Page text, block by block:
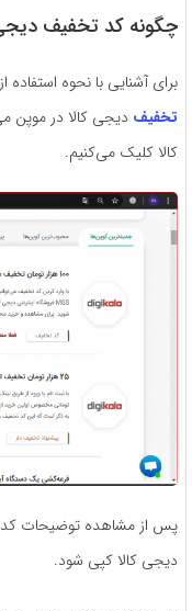
چگونه کد تخفیف دیجی
برای آشنایی با نحوه
تخفیف دیجی کالا در
کالا کلیک می‌کنیم.
پس از مشاهده توضیحات
دیجی کالا کپی شود.